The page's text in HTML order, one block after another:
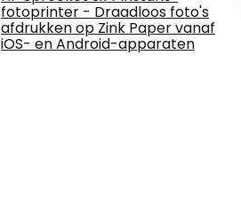
fotoprinter - Draadloos foto's
afdrukken op Zink Paper vanaf
iOS- en Android-apparaten